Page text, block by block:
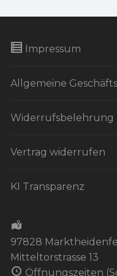
Impressum
Allgemeine
Widerrufsbelehrung
Vertrag widerrufen
KI Transparenz
97828
Mitteltorstrasse 13
Öffnungszeiten